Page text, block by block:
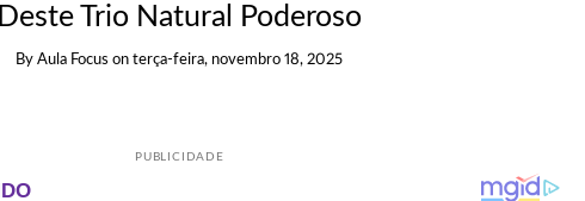
Deste Trio Natural Poderoso
ByAula Focus onterça-feira, novembro 18, 2025
PUBLICIDADE